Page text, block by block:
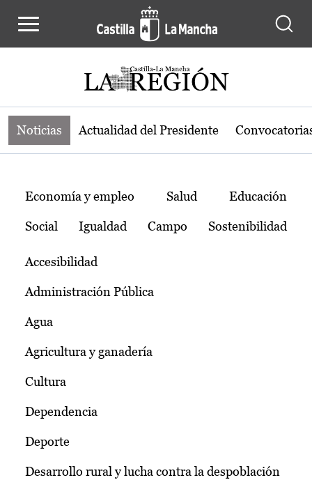
Noticias de la región de Castilla-La
Noticias Actualidad del Presidente
Temas
Economía y empleo Salud Educación
Social Igualdad Campo Sostenibilidad
Accesibilidad
Administración Pública
Agua
Agricultura y ganadería
Cultura
Dependencia
Deporte
Desarrollo rural y lucha contra la despoblación